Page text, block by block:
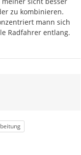
zu kombinieren.
mann sich
Radfahrer entlang.